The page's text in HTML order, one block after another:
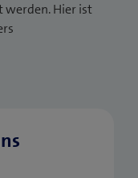
werden. Hier ist